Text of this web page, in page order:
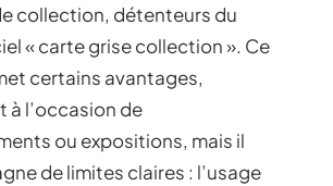
collection, détenteurs du
« carte grise collection ». Ce
certains avantages,
à l’occasion de
ou expositions, mais il
de limites claires : l’usage